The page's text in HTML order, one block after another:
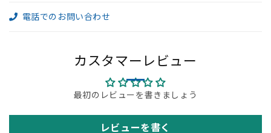
オ
オ
ス
具】
電話でのお問い合わせ
カスタマーレビュー
最初のレビューを書きましょう
レビューを書く